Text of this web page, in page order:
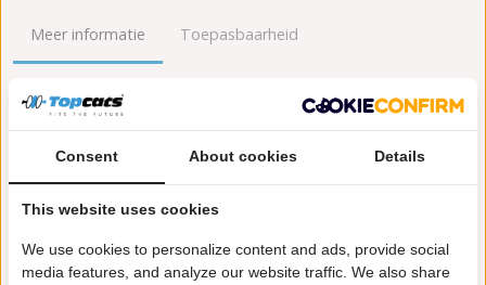
Meer informatie Toepasbaarheid
Origineel nummers
Lengte [mm]:
Emissienorm:
Euro 5/Euro 6
Conform EG/ECE:
Consent About cookies Details
This website uses cookies
We use cookies to personalize content and ads, provide social
media features, and analyze our website traffic. We also share